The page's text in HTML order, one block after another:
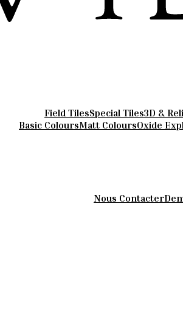
Field TilesSpecial Tiles3D &
Basic ColoursMatt ColoursOxide
Nous Contacter
À